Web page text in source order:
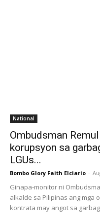
National
Ombudsman
korupsyon sa
LGUs...
Bombo Glory Faith Elciario -
Ginapa-monitor ni
alkalde sa Pilipinas ang mga
kontrata may angot sa